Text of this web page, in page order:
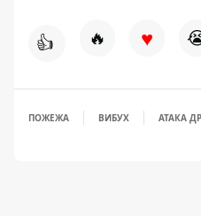
👍 🔥 ♥
ПОЖЕЖА ВИБУХ АТАКА